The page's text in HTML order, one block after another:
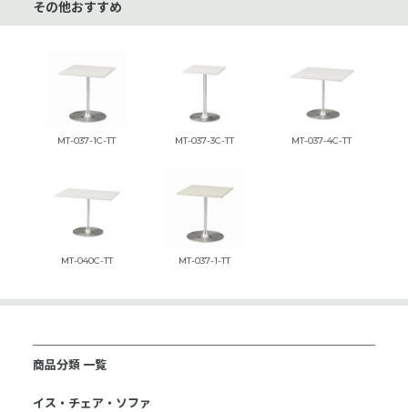
その他おすすめ
MT-037-1C-TT MT-037-3C-TT MT-037-4C-TT
MT-040C-TT MT-037-1-TT
商品分類 一覧
イス・チェア・ソファ